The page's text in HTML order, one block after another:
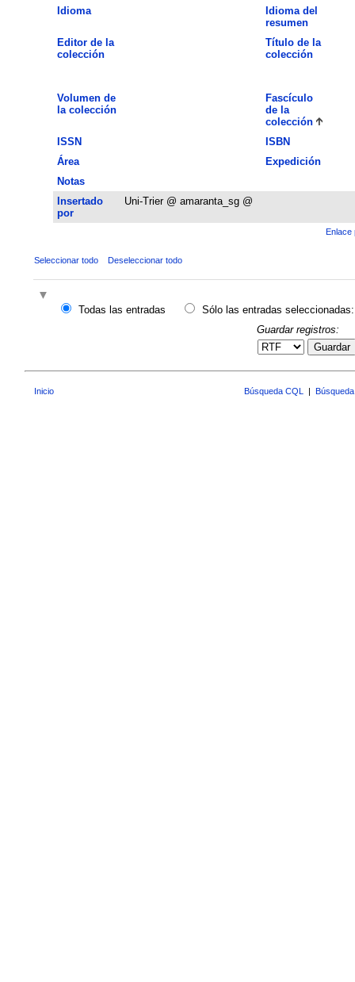
Idioma
Idioma del
resumen
Editor de la
colección
Título de la
colección
Volumen de
la colección
Fascículo
de la
colección
ISSN
ISBN
Área
Expedición
Notas
Insertado
por
Uni-Trier @ amaranta_sg @
Enlace
Seleccionar todo Deseleccionar todo
Todas las entradas
Sólo las entradas seleccionadas:
Guardar registros:
Guardar
Inicio Búsqueda CQL